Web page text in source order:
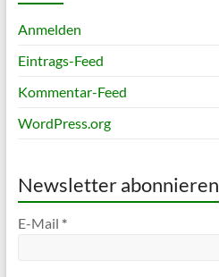
Anmelden
Eintrags-Feed
Kommentar-Feed
WordPress.org
Newsletter abonnieren
E-Mail *